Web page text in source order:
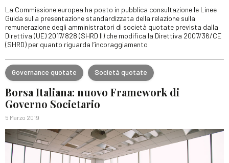
La Commissione europea ha posto in pubblica consultazione le Linee
Guida sulla presentazione standardizzata della relazione sulla
remunerazione degli amministratori di società quotate prevista dalla
Direttiva (UE) 2017/828 (SHRD II) che modifica la Direttiva 2007/36/CE
(SHRD) per quanto riguarda l’incoraggiamento
Governance quotate Società quotate
Borsa Italiana: nuovo Framework di
Governo Societario
5 Marzo 2019